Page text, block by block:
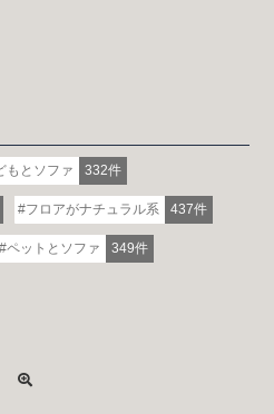
もとソファ 332件
フロアがナチュラル系 437件
ペットとソファ 349件